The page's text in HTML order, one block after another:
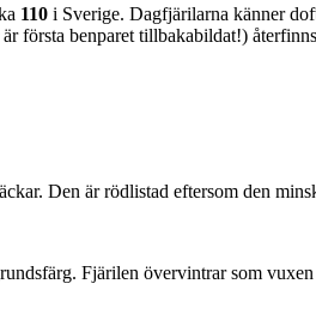
110 i Sverige. Dagfjärilarna känner
första benparet tillbakabildat!)
Den är rödlistad eftersom den
Fjärilen övervintrar som